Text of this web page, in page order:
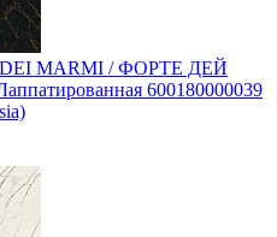
DEI MARMI / ФОРТЕ ДЕЙ
600180000039